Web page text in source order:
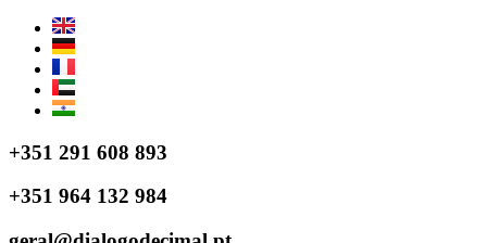
Pular
para
conteúdo
+351 291 608 893
+351 964 132 984